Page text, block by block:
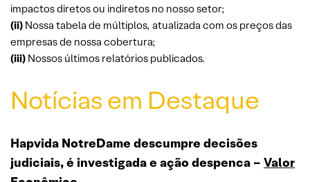
impactos diretos ou indiretos no nosso setor;
(ii) Nossa tabela de múltiplos, atualizada com os preços das
empresas de nossa cobertura;
(iii) Nossos últimos relatórios publicados.
Notícias em Destaque
Hapvida NotreDame descumpre decisões
judiciais, é investigada e ação despenca – Valor